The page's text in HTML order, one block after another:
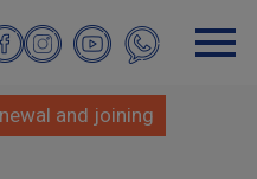
and joining